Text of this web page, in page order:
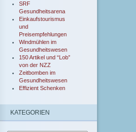
SRF
Gesundheitsarena
Einkaufstourismus
und
Preisempfehlungen
Windmühlen im
Gesundheitswesen
150 Artikel und “Lob”
von der NZZ
Zeitbomben im
Gesundheitswesen
Effizient Schenken
KATEGORIEN